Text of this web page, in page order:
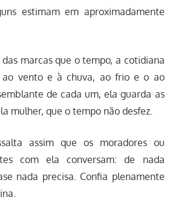
estimam em aproximadamente
marcas que o tempo, a cotidiana
ao vento e à chuva, ao frio e o ao
de cada um, ela guarda as
mulher, que o tempo não desfez.
assim que os moradores ou
com ela conversam: de nada
nada precisa. Confia plenamente